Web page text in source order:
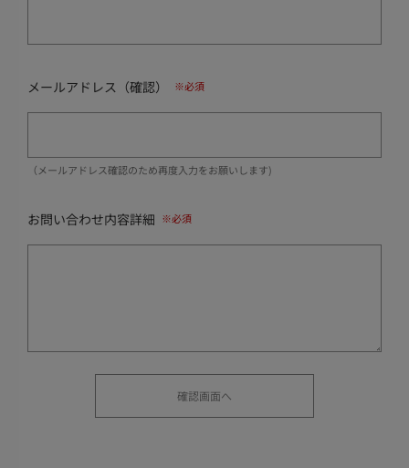
メールアドレス（確認）
（メールアドレス確認のため再度入力をお願いします)
お問い合わせ内容詳細